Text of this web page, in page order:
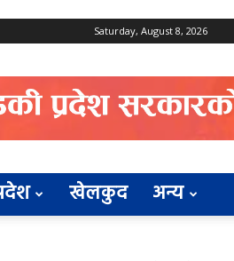
Saturday, August 8, 2026
खेलकुद अन्य